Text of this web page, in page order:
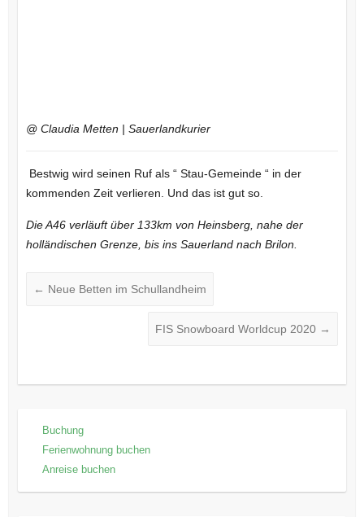
@ Claudia Metten | Sauerlandkurier
Bestwig wird seinen Ruf als “ Stau-Gemeinde “ in der
kommenden Zeit verlieren. Und das ist gut so.
Die A46 verläuft über 133km von Heinsberg, nahe der
holländischen Grenze, bis ins Sauerland nach Brilon.
← Neue Betten im Schullandheim
FIS Snowboard Worldcup 2020 →
Buchung
Ferienwohnung buchen
Anreise buchen